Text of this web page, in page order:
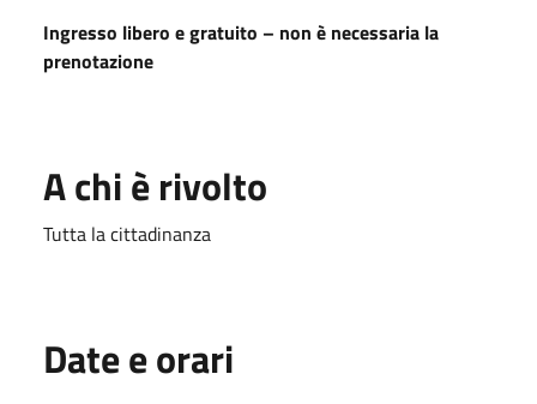
Ingresso libero e gratuito – non è necessaria la
prenotazione
A chi è rivolto
Tutta la cittadinanza
Date e orari